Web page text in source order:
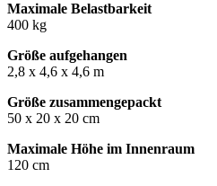
Maximale Belastbarkeit
400 kg
Größe aufgehangen
2,8 x 4,6 x 4,6 m
Größe zusammengepackt
50 x 20 x 20 cm
Maximale Höhe im Innenraum
120 cm